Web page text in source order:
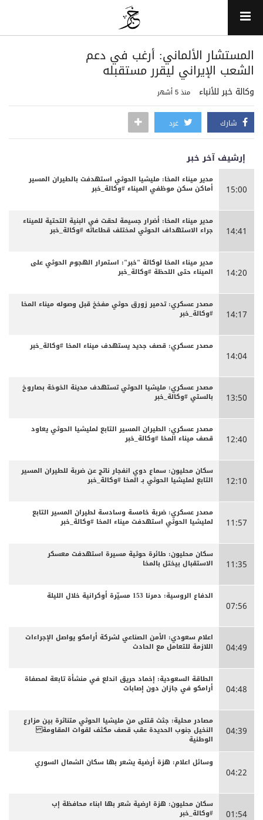
المستشار الألماني: أرغب في دعم
الشعب الإيراني ليقرر مستقبله
وكالة خبر للأنباء منذ 5 أشهر
شارك غرد
إرشيف آخر خبر
15:00
مدير ميناء المخا: مليشيا الحوثي استهدفت بالطيران المسير
أماكن سكن موظفي الميناء #وكالة_خبر
14:41
مدير ميناء المخا: أضرار جسيمة لحقت في البنية التحتية للميناء
جراء الاستهداف الحوثي لمختلف قطاعاته #وكالة_خبر
14:20
مدير ميناء المخا لوكالة "خبر": استمرار الهجوم الحوثي على
الميناء حتى اللحظة #وكالة_خبر
14:17
مصدر عسكري: تدمير زورق حوثي مفخخ قبل وصوله ميناء المخا
#وكالة_خبر
14:04
مصدر عسكري: قصف جديد يستهدف ميناء المخا #وكالة_خبر
13:50
مصدر عسكري: مليشيا الحوثي تستهدف مدينة الخوخة بصاروخ
بالستي #وكالة_خبر
12:40
مصدر عسكري: الطيران المسير التابع لمليشيا الحوثي يعاود
قصف ميناء المخا #وكالة_خبر
12:10
سكان محليون: سماع دوي انفجار ناتج عن ضربة للطيران المسير
التابع لمليشيا الحوثي بـ المخا #وكالة_خبر
11:57
مصدر عسكري: ضربة خامسة وسادسة لطيران المسير التابع
لمليشيا الحوثي استهدفت ميناء المخا #وكالة_خبر
11:35
سكان محليون: طائرة حوثية مسيرة استهدفت معسكر
الاستقبال بيختل بالمخا
07:56
الدفاع الروسية: دمرنا 153 مسيّرة أوكرانية خلال الليلة
04:49
اعلام سعودي: الأمن الصناعي لشركة أرامكو يواصل الإجراءات
اللازمة للتعامل مع الحادث
04:48
الطاقة السعودية: إخماد حريق اندلع في منشأة تابعة لمصفاة
أرامكو في جازان دون إصابات
04:39
مصادر محلية: جثث قتلى من مليشيا الحوثي متناثرة بين مزارع
النخيل جنوب الحديدة عقب قصف مكثف لقوات المقاومة
الوطنية
04:22
وسائل اعلام: هزة أرضية يشعر بها سكان الشمال السوري
01:54
سكان محليون: هزة ارضية شعر بها ابناء محافظة إب
#وكالة_خبر